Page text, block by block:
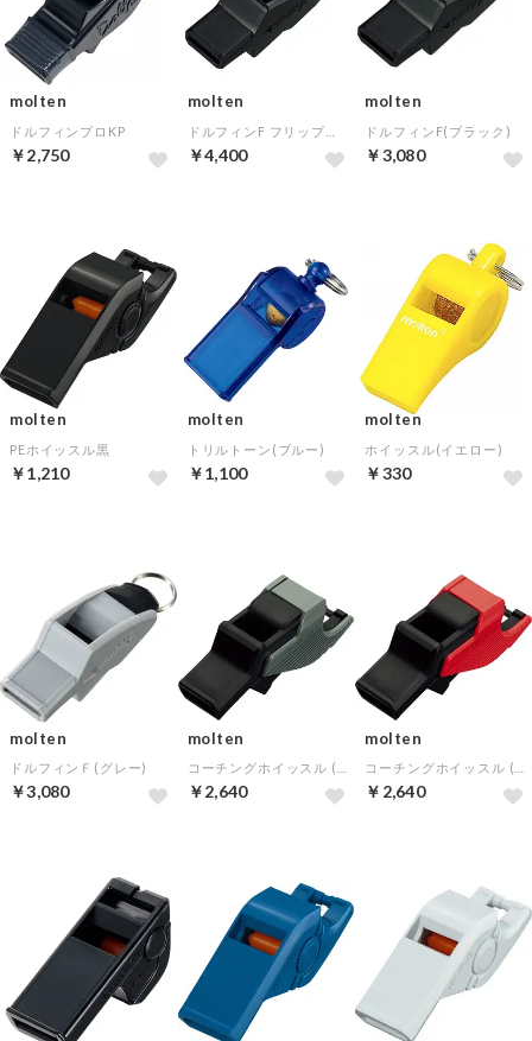
molten
ドルフィンプロKP
￥2,750
molten
￥4,400
molten
ドルフィンF(ブラック)
￥3,080
molten
PEホイッスル黒
￥1,210
molten
トリルトーン(ブルー)
￥1,100
molten
ホイッスル(イエロー)
￥330
molten
ドルフィンＦ(グレー)
￥3,080
molten
￥2,640
molten
￥2,640